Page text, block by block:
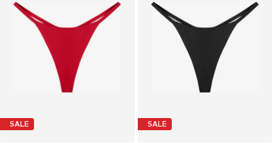
SALE SALE